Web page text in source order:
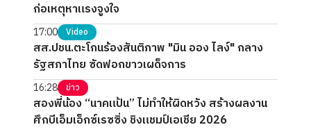
ก่อเหตุหาแรงจูงใจ
17:00 Video
สส.ปชน.ตะโกนร้องสันติภาพ "มิน ออง ไลง์" กลาง
รัฐสภาไทย ซัดฟอกขาวเผด็จการ
16:28 ข่าว
สองพี่น้อง “นาคแป้น” ไม่ทำให้ผิดหวัง สร้างผลงาน
ศึกบีเอ็มเอ็กซ์เรซซิ่ง ชิงแชมป์เอเชีย 2026